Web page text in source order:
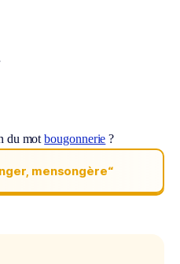
du motbougonnerie ?
mensongère“